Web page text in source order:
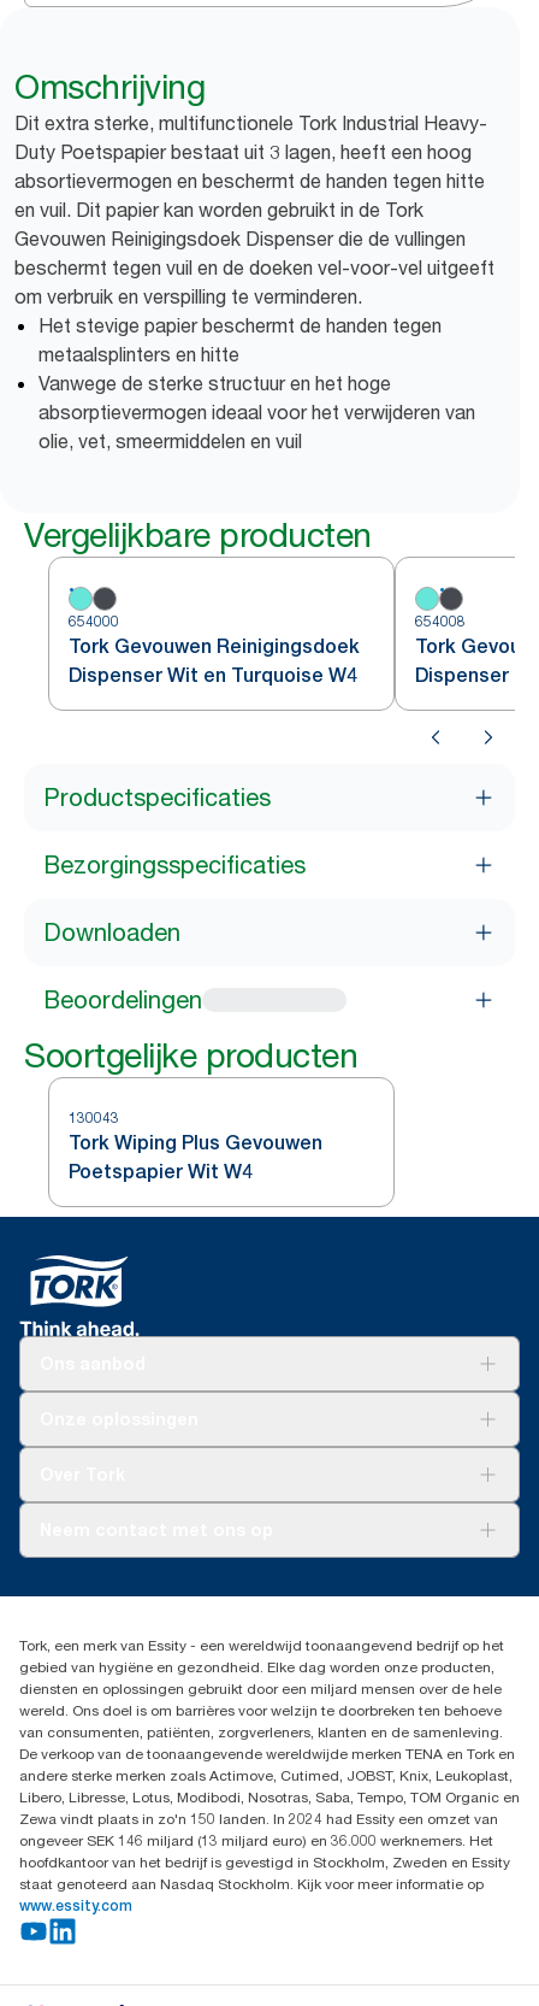
Omschrijving
Dit extra sterke, multifunctionele Tork Industrial Heavy-
Duty Poetspapier bestaat uit 3 lagen, heeft een hoog
absortievermogen en beschermt de handen tegen hitte
en vuil. Dit papier kan worden gebruikt in de Tork
Gevouwen Reinigingsdoek Dispenser die de vullingen
beschermt tegen vuil en de doeken vel-voor-vel uitgeeft
om verbruik en verspilling te verminderen.
Het stevige papier beschermt de handen tegen
metaalsplinters en hitte
Vanwege de sterke structuur en het hoge
absorptievermogen ideaal voor het verwijderen van
olie, vet, smeermiddelen en vuil
Vergelijkbare producten
654000
Tork Gevouwen Reinigingsdoek
Dispenser Wit en Turquoise W4
654008
Tork
Dispenser
Productspecificaties
Bezorgingsspecificaties
Downloaden
Beoordelingen
Soortgelijke producten
130043
Tork Wiping Plus Gevouwen
Poetspapier Wit W4
Productklacht
Dispenserklacht
030 - 698 46 66
Essity Netherlands B.V.
Arnhemse Bovenweg 120
3708 AH ZEIST
Nederland
Tork, een merk van Essity - een wereldwijd toonaangevend bedrijf op het
gebied van hygiëne en gezondheid. Elke dag worden onze producten,
diensten en oplossingen gebruikt door een miljard mensen over de hele
wereld. Ons doel is om barrières voor welzijn te doorbreken ten behoeve
van consumenten, patiënten, zorgverleners, klanten en de samenleving.
De verkoop van de toonaangevende wereldwijde merken TENA en Tork en
andere sterke merken zoals Actimove, Cutimed, JOBST, Knix, Leukoplast,
Libero, Libresse, Lotus, Modibodi, Nosotras, Saba, Tempo, TOM Organic en
Zewa vindt plaats in zo'n 150 landen. In 2024 had Essity een omzet van
ongeveer SEK 146 miljard (13 miljard euro) en 36.000 werknemers. Het
hoofdkantoor van het bedrijf is gevestigd in Stockholm, Zweden en Essity
staat genoteerd aan Nasdaq Stockholm. Kijk voor meer informatie op
www.essity.com